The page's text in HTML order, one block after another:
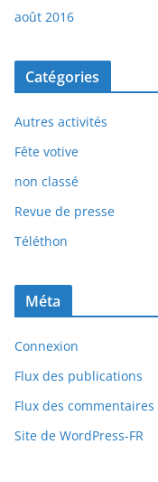
août 2016
Catégories
Autres activités
Fête votive
non classé
Revue de presse
Téléthon
Méta
Connexion
Flux des publications
Flux des commentaires
Site de WordPress-FR